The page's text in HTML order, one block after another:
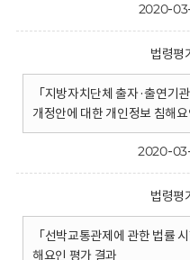
2020-
법령평
「지방자치단체 출자·출연기
개정안에 대한 개인정보 침해
2020-
법령평
「선박교통관제에 관한 법률
해요인 평가 결과